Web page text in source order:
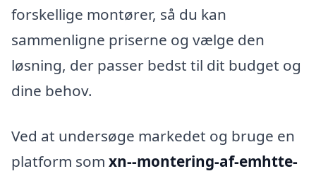
forskellige montører, så du kan
sammenligne priserne og vælge den
løsning, der passer bedst til dit budget og
dine behov.
Ved at undersøge markedet og bruge en
platform som xn--montering-af-emhtte-